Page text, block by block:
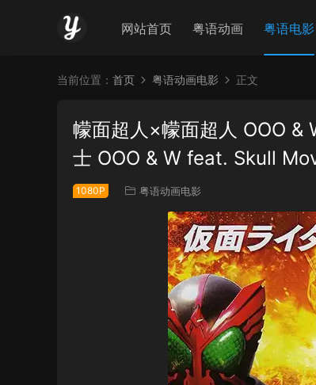
网站首页 粤语动画 粤语电影
当前位置： 首页 粤语动画电影 正文
幪面超人×幪面超人 OOO
士 OOO & W feat. Skull
1080P 粤语动画电影